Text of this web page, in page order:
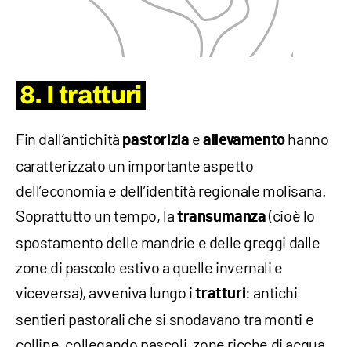
8. I tratturi
Fin dall’antichità pastorizia eallevamentohanno
caratterizzato un importante aspetto
dell’economia e dell’identità regionale molisana.
Soprattutto un tempo, latransumanza (cioè lo
spostamento delle mandrie e delle greggi dalle
zone di pascolo estivo a quelle invernali e
viceversa), avveniva lungo itratturi: antichi
sentieri pastorali che si snodavano tra monti e